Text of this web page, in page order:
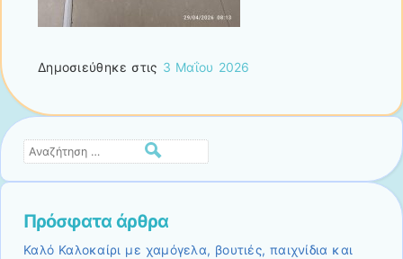
Δημοσιεύθηκε στις 3 Μαΐου 2026
Αναζήτηση
Πρόσφατα άρθρα
Καλό Καλοκαίρι με χαμόγελα, βουτιές, παιχνίδια και